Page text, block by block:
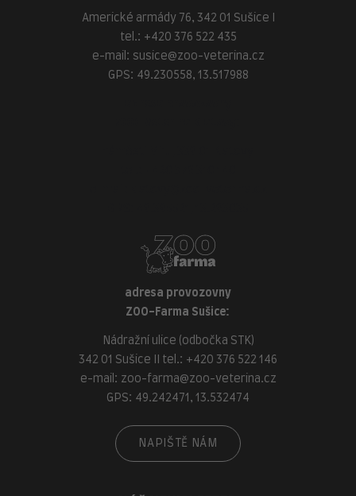
Americké armády 76, 342 01 Sušice I
tel.: +420 376 522 435
e-mail: susice@zoo-veterina.cz
GPS: 49.230558, 13.517988
adresa provozovny
ZOO-Farma Sušice:
Nádražní ulice (odbočka STK)
342 01 Sušice II tel.: +420 376 522 146
e-mail: zoo-farma@zoo-veterina.cz
GPS: 49.242471, 13.532474
NAPIŠTĚ NÁM